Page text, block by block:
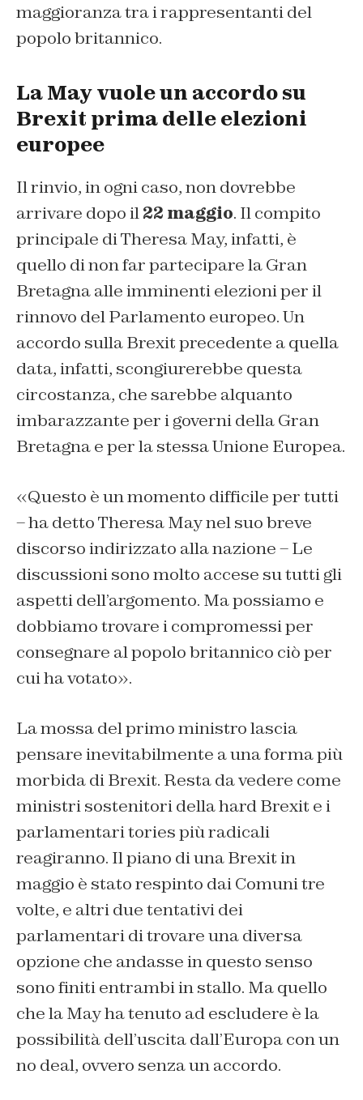
maggioranza tra i rappresentanti del
popolo britannico.
La May vuole un accordo su
Brexit prima delle elezioni
europee
Il rinvio, in ogni caso, non dovrebbe
arrivare dopo il22 maggio. Il compito
principale di Theresa May, infatti, è
quello di non far partecipare la Gran
Bretagna alle imminenti elezioni per il
rinnovo del Parlamento europeo. Un
accordo sulla Brexit precedente a quella
data, infatti, scongiurerebbe questa
circostanza, che sarebbe alquanto
imbarazzante per i governi della Gran
Bretagna e per la stessa Unione Europea.
«Questo è un momento difficile per tutti
– ha detto Theresa May nel suo breve
discorso indirizzato alla nazione – Le
discussioni sono molto accese su tutti gli
aspetti dell’argomento. Ma possiamo e
dobbiamo trovare i compromessi per
consegnare al popolo britannico ciò per
cui ha votato».
La mossa del primo ministro lascia
pensare inevitabilmente a una forma più
morbida di Brexit. Resta da vedere come
ministri sostenitori della hard Brexit e i
parlamentari tories più radicali
reagiranno. Il piano di una Brexit in
maggio è stato respinto dai Comuni tre
volte, e altri due tentativi dei
parlamentari di trovare una diversa
opzione che andasse in questo senso
sono finiti entrambi in stallo. Ma quello
che la May ha tenuto ad escludere è la
possibilità dell’uscita dall’Europa con un
no deal, ovvero senza un accordo.